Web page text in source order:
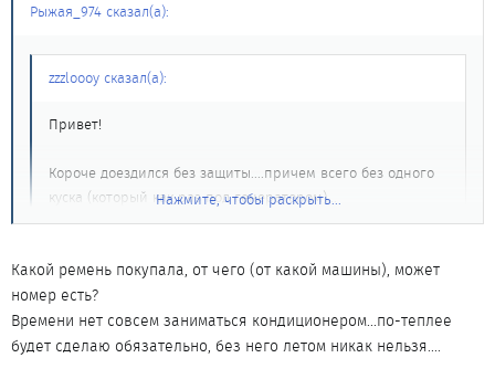
Рыжая_974 сказал(а):
zzzloooy сказал(а):
Привет!
Короче доездился без защиты....причем всего без одного
куска (который как раз под генератором)...
Зашумело под капотом как то в раз все...
1. подшипник кондиционера
2. Подшипник генератора
3. Ролик тоже по рекомендации попадает на замену....
Вот такие неприятности...
Нажмите, чтобы раскрыть...
У меня один-в-один такая же фигня....Вопрос с кандером
решила так - поменяла ремень, который на генератор и на
кондей, только взяла длинной поменьше и пропустила без
Нажмите, чтобы раскрыть...
Какой ремень покупала, от чего (от какой машины), может
номер есть?
Времени нет совсем заниматься кондиционером...по-теплее
будет сделаю обязательно, без него летом никак нельзя....